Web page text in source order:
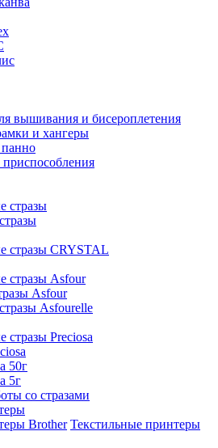
вышивания и бисероплетения
и хангеры
приспособления
стразы
стразы CRYSTAL
стразы Asfour
Asfour
Asfourelle
стразы Preciosa
50г
5г
со стразами
Brother Текстильные принтеры